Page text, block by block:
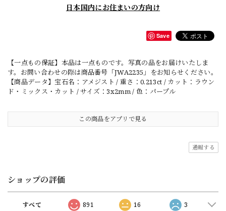
日本国内にお住まいの方向け
Save
【一点もの保証】本品は一点ものです。写真の品をお届けいたしま
す。お問い合わせの際は商品番号「JWA2235」をお知らせください。
【商品データ】宝石名：アメジスト / 重さ：0.213ct / カット：ラウン
ド・ミックス・カット / サイズ：3x2mm / 色：パープル
この商品をアプリで見る
通報する
ショップの評価
すべて 891 16 3